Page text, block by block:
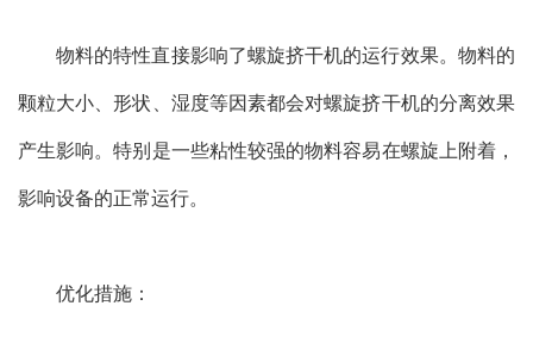
物料的特性直接影响了螺旋挤干机的运行效果。物料的
颗粒大小、形状、湿度等因素都会对螺旋挤干机的分离效果
产生影响。特别是一些粘性较强的物料容易在螺旋上附着，
影响设备的正常运行。
优化措施：